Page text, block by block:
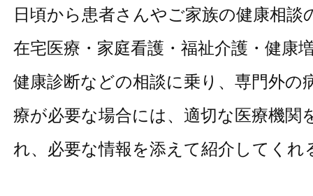
日頃から患者さんやご家族の健康相談
在宅医療・家庭看護・福祉介護・健康
健康診断などの相談に乗り、専門外の
療が必要な場合には、適切な医療機関
れ、必要な情報を添えて紹介してくれ